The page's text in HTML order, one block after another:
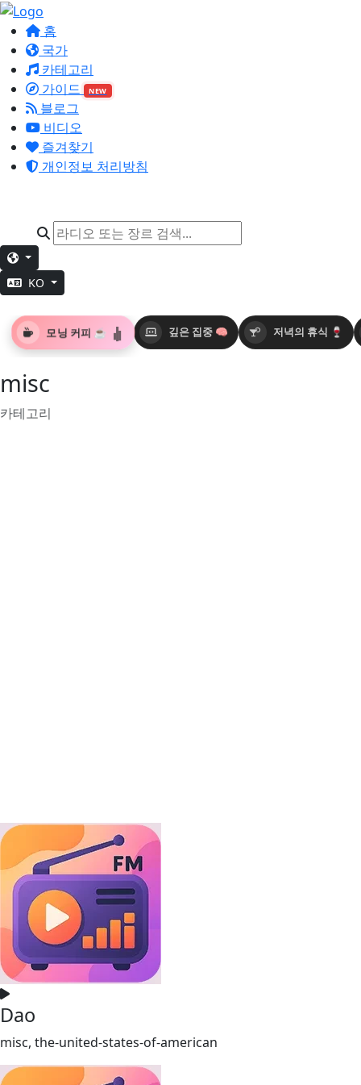
홈
국가
카테고리
가이드
NEW
블로그
비디오
즐겨찾기
개인정보 처리방침
KO
모닝 커피 ☕ 깊은 집중 🧠 저녁의 휴식 🍷
misc
카테고리
Dao
misc, the-united-states-of-american